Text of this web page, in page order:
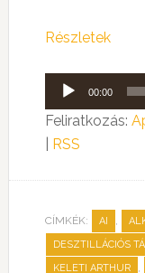
Részletek
Audió
lejátszó
00:00
Feliratkozás:
RSS
CÍMKÉK: AI ,
DESZTILLÁCIÓS
KELETI ARTHUR ,